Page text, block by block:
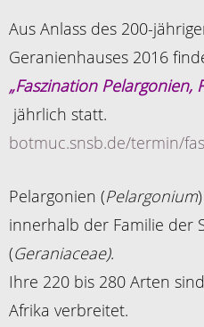
Aus Anlass des 200-
Geranienhauses 2016
„Faszination Pelargonien,
jährlich statt.
botmuc.snsb.de/termin/
Pelargonien (Pelargonium
innerhalb der Familie der
(Geraniaceae).
Ihre 220 bis 280 Arten
Afrika verbreitet.